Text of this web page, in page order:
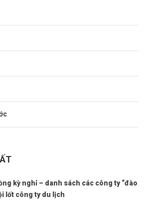
kỳ nghỉ – danh sách các công ty “đào
lốt công ty du lịch